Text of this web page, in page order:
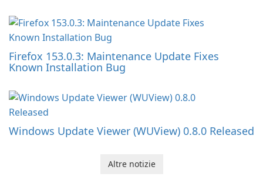
Firefox 153.0.3: Maintenance Update Fixes
Known Installation Bug
Windows Update Viewer (WUView) 0.8.0 Released
Altre notizie